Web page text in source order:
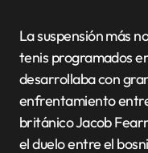
La suspensión más
tenis programados
desarrollaba con
enfrentamiento
británico Jacob
el duelo entre el